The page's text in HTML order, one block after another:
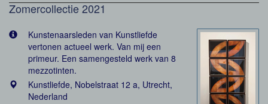
Zomercollectie 2021
Kunstenaarsleden van Kunstliefde
vertonen actueel werk. Van mij een
primeur. Een samengesteld werk van 8
mezzotinten.
Kunstliefde, Nobelstraat 12 a, Utrecht,
Nederland